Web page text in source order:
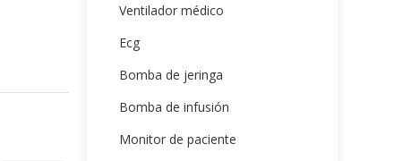
Ventilador médico
Ecg
Bomba de jeringa
Bomba de infusión
Monitor de paciente